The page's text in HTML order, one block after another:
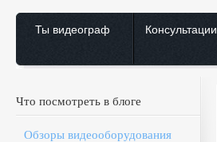
Ты видеограф Консультации
Что посмотреть в блоге
Обзоры видеооборудования